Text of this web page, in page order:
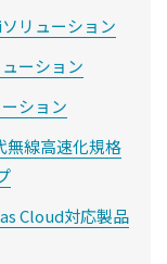
リューション
ーション
ション
無線高速化規格
Cloud対応製品